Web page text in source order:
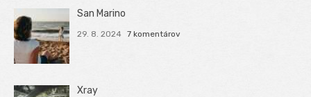
San Marino
29. 8. 2024 7 komentárov
Xray